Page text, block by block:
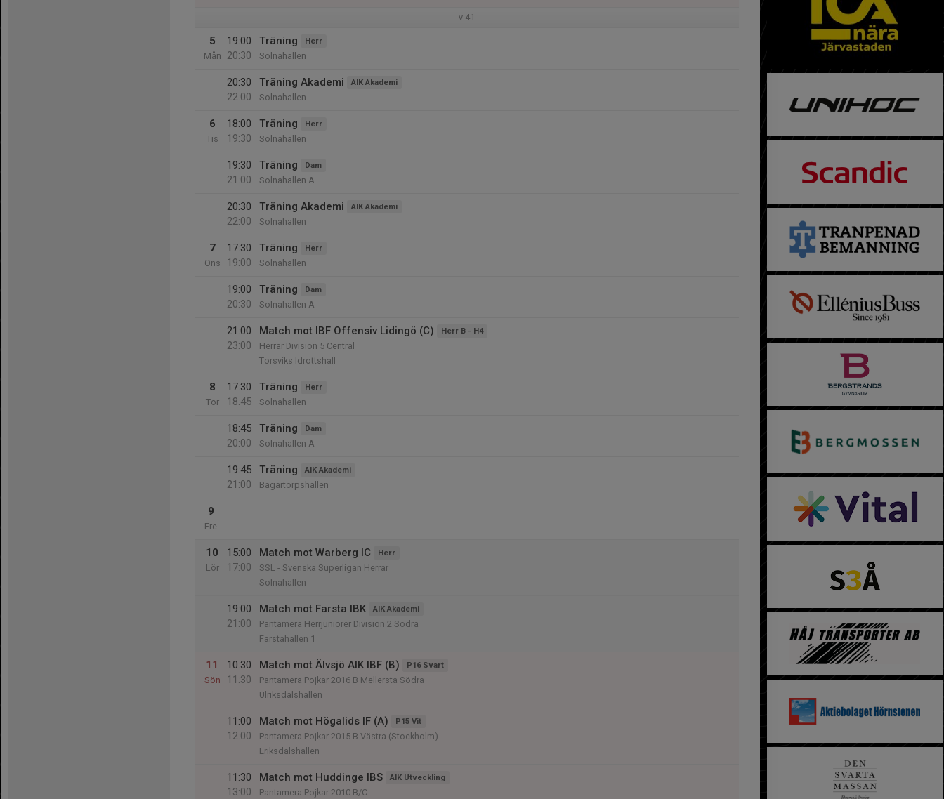
v.41
5
Mån
19:00
20:30
Träning Herr
Solnahallen
20:30
22:00
Träning Akademi AIK Akademi
Solnahallen
6
Tis
18:00
19:30
Träning Herr
Solnahallen
19:30
21:00
Träning Dam
Solnahallen A
20:30
22:00
Träning Akademi AIK Akademi
Solnahallen
7
Ons
17:30
19:00
Träning Herr
Solnahallen
19:00
20:30
Träning Dam
Solnahallen A
21:00
23:00
Match mot IBF Offensiv Lidingö (C) Herr B - H4
Herrar Division 5 Central
Torsviks Idrottshall
8
Tor
17:30
18:45
Träning Herr
Solnahallen
18:45
20:00
Träning Dam
Solnahallen A
19:45
21:00
Träning AIK Akademi
Bagartorpshallen
9
Fre
10
Lör
15:00
17:00
Match mot Warberg IC Herr
SSL - Svenska Superligan Herrar
Solnahallen
19:00
21:00
Match mot Farsta IBK AIK Akademi
Pantamera Herrjuniorer Division 2 Södra
Farstahallen 1
11
Sön
10:30
11:30
Match mot Älvsjö AIK IBF (B) P16 Svart
Pantamera Pojkar 2016 B Mellersta Södra
Ulriksdalshallen
11:00
12:00
Match mot Högalids IF (A) P15 Vit
Pantamera Pojkar 2015 B Västra (Stockholm)
Eriksdalshallen
11:30
13:00
Match mot Huddinge IBS AIK Utveckling
Pantamera Pojkar 2010 B/C